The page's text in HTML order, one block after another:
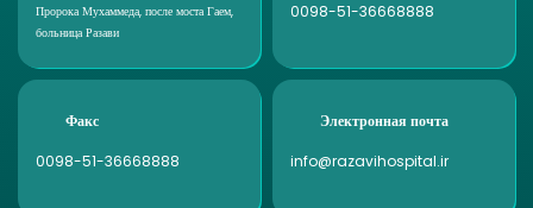
Пророка Мухаммеда, после моста Гаем,
больница Разави
0098-51-36668888
Факс
0098-51-36668888
Электронная почта
info@razavihospital.ir